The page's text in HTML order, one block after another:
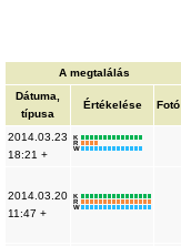
A megtalálás
Dátuma,
típusa
Értékelése Fotó
2014.03.23
18:21 +
K
R
W
2014.03.20
11:47 +
K
R
W